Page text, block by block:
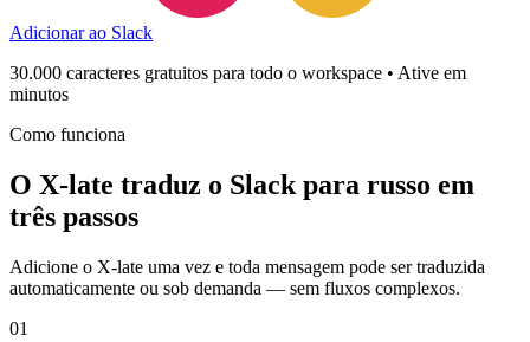
Adicionar ao Slack
30.000 caracteres gratuitos para todo o workspace • Ative em
minutos
Como funciona
O X-late traduz o Slack para russo em
três passos
Adicione o X-late uma vez e toda mensagem pode ser traduzida
automaticamente ou sob demanda — sem fluxos complexos.
01